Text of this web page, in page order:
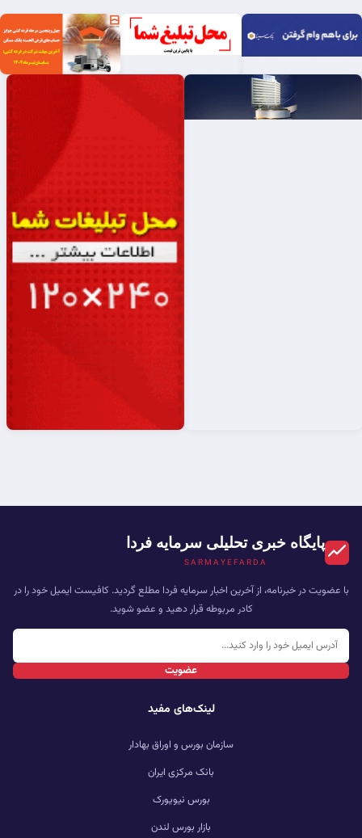
پایگاه خبری تحلیلی سرمایه فردا
SARMAYEFARDA
با عضویت در خبرنامه، از آخرین اخبار سرمایه فردا مطلع گردید. کافیست ایمیل خود را در
کادر مربوطه قرار دهید و عضو شوید.
عضویت
لینک‌های مفید
سازمان بورس و اوراق بهادار
بانک مرکزی ایران
بورس نیویورک
بازار بورس لندن